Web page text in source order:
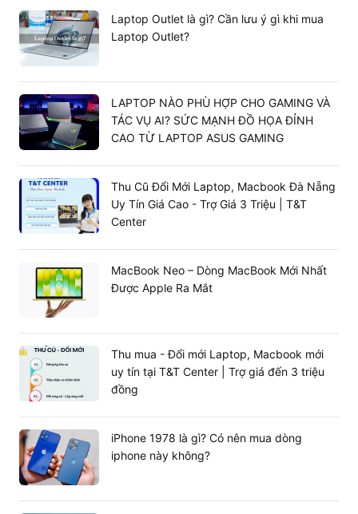
Laptop Outlet là gì? Cần lưu ý gì khi mua
Laptop Outlet?
LAPTOP NÀO PHÙ HỢP CHO GAMING VÀ
TÁC VỤ AI? SỨC MẠNH ĐỒ HỌA ĐỈNH
CAO TỪ LAPTOP ASUS GAMING
Thu Cũ Đổi Mới Laptop, Macbook Đà Nẵng
Uy Tín Giá Cao - Trợ Giá 3 Triệu | T&T
Center
MacBook Neo – Dòng MacBook Mới Nhất
Được Apple Ra Mắt
Thu mua - Đổi mới Laptop, Macbook mới
uy tín tại T&T Center | Trợ giá đến 3 triệu
đồng
iPhone 1978 là gì? Có nên mua dòng
iphone này không?